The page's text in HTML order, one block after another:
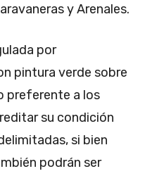
y Arenales.
por
pintura verde sobre
preferente a los
su condición
si bien
podrán ser